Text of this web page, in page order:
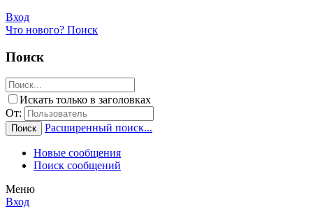
Вход
Что нового? Поиск
Поиск
Искать только в заголовках
От:
Поиск Расширенный поиск...
Новые сообщения
Поиск сообщений
Меню
Вход